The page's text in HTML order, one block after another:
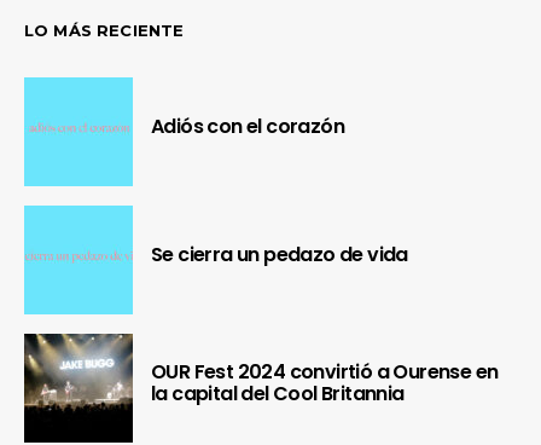
LO MÁS RECIENTE
Adiós con el corazón
Se cierra un pedazo de vida
OUR Fest 2024 convirtió a Ourense en
la capital del Cool Britannia